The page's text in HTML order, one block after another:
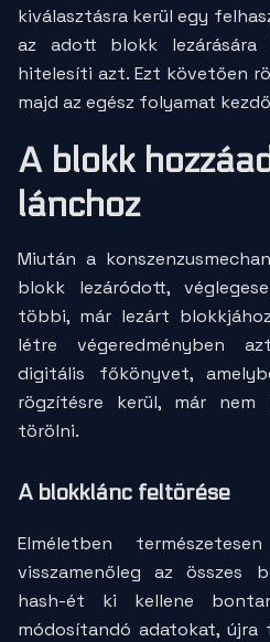
kiválasztásra kerül egy
az adott blokk lezárására
hitelesíti azt. Ezt követően
majd az egész folyamat
A blokk
lánchoz
Miután a
blokk lezáródott,
többi, már lezárt
létre végeredményben
digitális főkönyvet,
rögzítésre kerül, már
törölni.
A blokklánc feltörése
Elméletben
visszamenőleg az összes
hash-ét ki kellene
módosítandó adatokat, újra